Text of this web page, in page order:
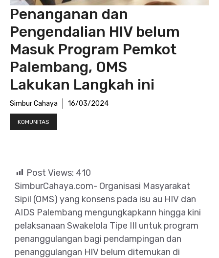
Penanganan dan
Pengendalian HIV belum
Masuk Program Pemkot
Palembang, OMS
Lakukan Langkah ini
Simbur Cahaya 16/03/2024
KOMUNITAS
Post Views: 410
SimburCahaya.com- Organisasi Masyarakat
Sipil (OMS) yang konsens pada isu au HIV dan
AIDS Palembang mengungkapkann hingga kini
pelaksanaan Swakelola Tipe III untuk program
penanggulangan bagi pendampingan dan
penanggulangan HIV belum ditemukan di